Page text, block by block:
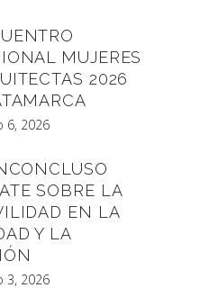
MUJERES
2026
6, 2026
SOBRE LA
EN LA
Y LA
3, 2026